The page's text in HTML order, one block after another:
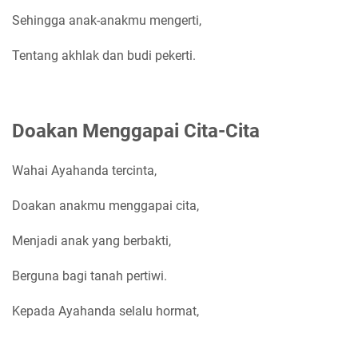
Sehingga anak-anakmu mengerti,
Tentang akhlak dan budi pekerti.
Doakan Menggapai Cita-Cita
Wahai Ayahanda tercinta,
Doakan anakmu menggapai cita,
Menjadi anak yang berbakti,
Berguna bagi tanah pertiwi.
Kepada Ayahanda selalu hormat,